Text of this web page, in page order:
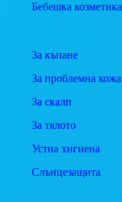
Бебешка козметика
За къпане
За проблемна кожа
За скалп
За тялото
Устна хигиена
Слънцезащита